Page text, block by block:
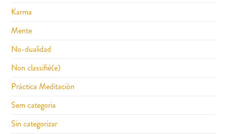
Karma
Mente
No-dualidad
Non classifié(e)
Práctica Meditación
Sem categoria
Sin categorizar